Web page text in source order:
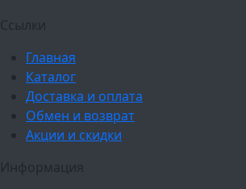
Ссылки
Главная
Каталог
Доставка и оплата
Обмен и возврат
Акции и скидки
Информация